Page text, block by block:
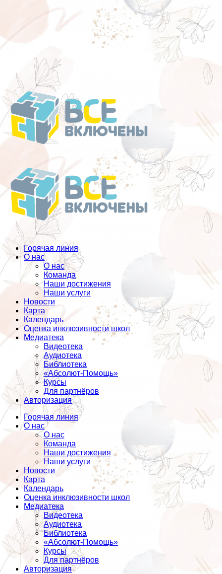
Перейти
к
содержанию
Горячая линия
О нас
О нас
Команда
Наши достижения
Наши услуги
Новости
Карта
Календарь
Оценка инклюзивности школ
Медиатека
Видеотека
Аудиотека
Библиотека
«Абсолют-Помощь»
Курсы
Для партнёров
Авторизация
Горячая линия
О нас
О нас
Команда
Наши достижения
Наши услуги
Новости
Карта
Календарь
Оценка инклюзивности школ
Медиатека
Видеотека
Аудиотека
Библиотека
«Абсолют-Помощь»
Курсы
Для партнёров
Авторизация